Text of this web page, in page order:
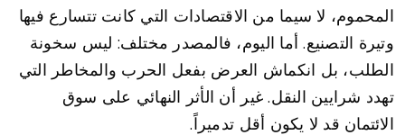
المحموم، لا سيما من الاقتصادات التي كانت تتسارع فيها
وتيرة التصنيع. أما اليوم، فالمصدر مختلف: ليس سخونة
الطلب، بل انكماش العرض بفعل الحرب والمخاطر التي
تهدد شرايين النقل. غير أن الأثر النهائي على سوق
الائتمان قد لا يكون أقل تدميراً.